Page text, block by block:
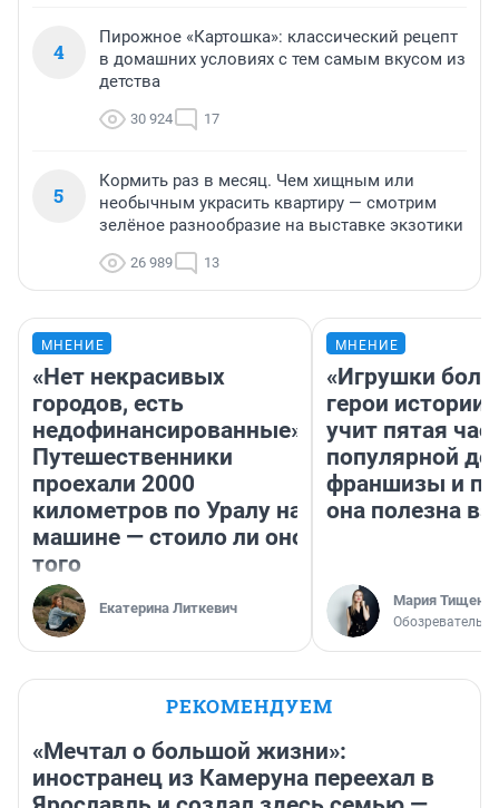
4
Пирожное «Картошка»: классический рецепт
в домашних условиях с тем самым вкусом из
детства
30 924 17
5
Кормить раз в месяц. Чем хищным или
необычным украсить квартиру — смотрим
зелёное разнообразие на выставке экзотики
26 989 13
МНЕНИЕ
«Нет некрасивых
городов, есть
недофинансированные».
Путешественники
проехали 2000
километров по Уралу на
машине — стоило ли оно
того
Екатерина Литкевич
МНЕНИЕ
«Игрушки
герои
учит пятая
популярной
франшизы и
она полезна
Мария Тищенко
Обозреватель
РЕКОМЕНДУЕМ
«Мечтал о большой жизни»:
иностранец из Камеруна переехал в